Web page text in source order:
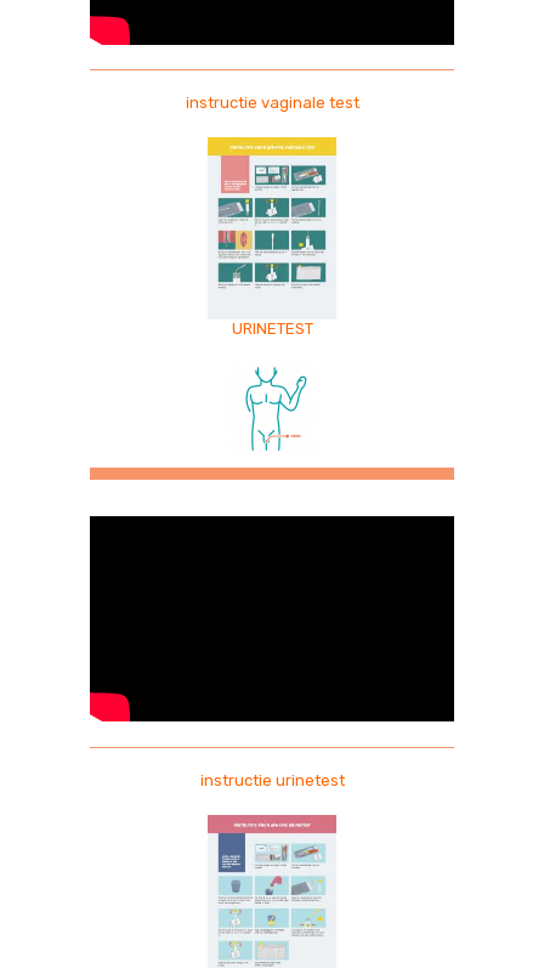
instructie vaginale test
URINETEST
instructie urinetest